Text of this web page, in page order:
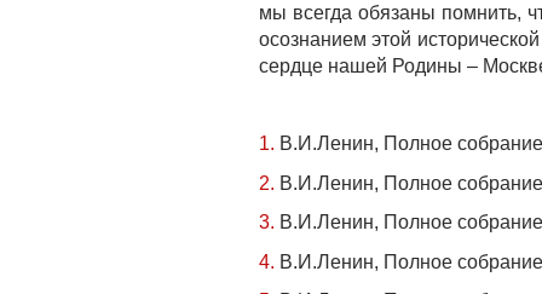
мы всегда обязаны помнить,
осознанием этой
сердце нашей Родины –
1. В.И.Ленин, Полное собрание
2. В.И.Ленин, Полное собрание
3. В.И.Ленин, Полное собрание
4. В.И.Ленин, Полное собрание